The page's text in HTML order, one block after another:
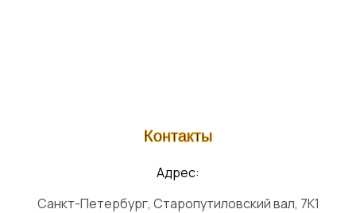
Контакты
Адрес:
Санкт-Петербург, Старопутиловский вал, 7К1